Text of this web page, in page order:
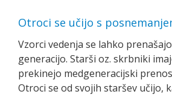
Otroci se učijo s
Vzorci vedenja se lahko
generacijo. Starši oz. skrbniki
prekinejo medgeneracijski
Otroci se od svojih staršev učijo,